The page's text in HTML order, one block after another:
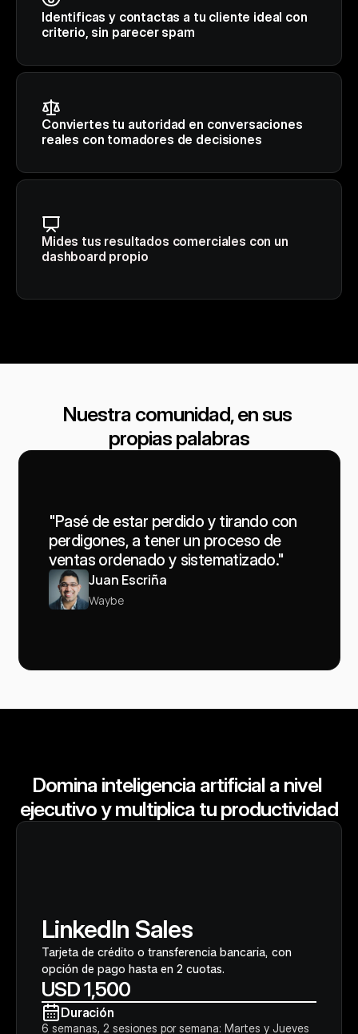
Identificas y contactas a tu cliente ideal con
criterio, sin parecer spam
Conviertes tu autoridad en conversaciones
reales con tomadores de decisiones
Mides tus resultados comerciales con un
dashboard propio
Nuestra comunidad, en sus
propias palabras
"Pasé de estar perdido y tirando con
perdigones, a tener un proceso de
ventas ordenado y sistematizado."
Juan Escriña
Waybe
Domina inteligencia artificial a nivel
ejecutivo y multiplica tu productividad
LinkedIn Sales
Tarjeta de crédito o transferencia bancaria, con
opción de pago hasta en 2 cuotas.
USD 1,500
Duración
6 semanas, 2 sesiones por semana: Martes y Jueves